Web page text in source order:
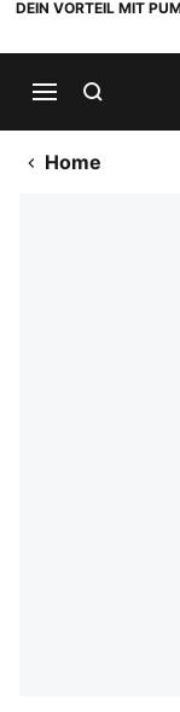
DEIN VORTEIL MIT
Home